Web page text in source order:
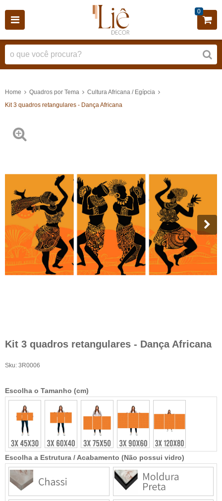
0
Home Quadros por Tema
Cultura Africana / Egípcia
Kit 3 quadros retangulares - Dança Africana
Kit 3 quadros retangulares - Dança Africana
Sku: 3R0006
Escolha a Estrutura / Acabamento (Não possui vidro)
Escolha o Tamanho (cm)